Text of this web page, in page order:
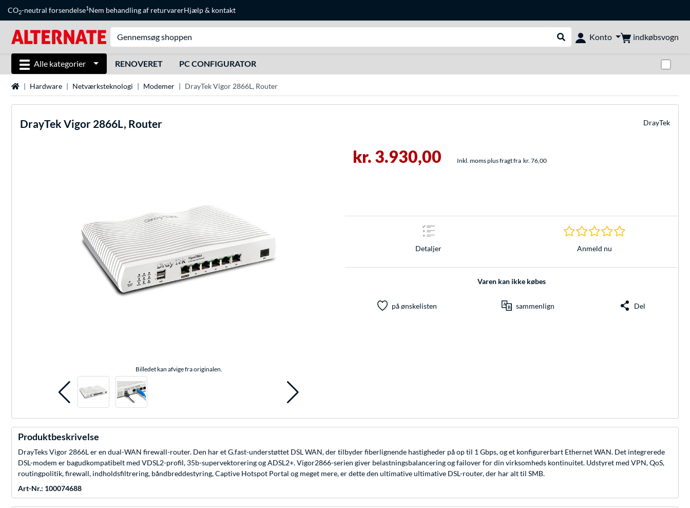
CO2-neutral forsendelse1Nem behandling af returvarerHjælp& kontakt
Udfør søgning
Konto indkøbsvogn
Alle kategorier RENOVERET PC CONFIGURATOR
StartsideHardware Netværksteknologi Modemer DrayTek Vigor 2866L, Router
DrayTek Vigor 2866L, Router DrayTek
Billedet kan afvige fra originalen.
kr. 3.930,00 Inkl. moms plus fragt fra kr. 76,00
Detaljer
0.0 Stjerner hos 0
Anmeld nu
Varen kan ikke købes
på ønskelisten sammenlign Del
Produktbeskrivelse
DrayTeks Vigor 2866L er en dual-WAN firewall-router. Den har et G.fast-understøttet DSL WAN, der tilbyder fiberlignende hastigheder på op til 1 Gbps, og et konfigurerbart Ethernet WAN. Det integrerede
DSL-modem er bagudkompatibelt med VDSL2-profil, 35b-supervektorering og ADSL2+. Vigor2866-serien giver belastningsbalancering og failover for din virksomheds kontinuitet. Udstyret med VPN, QoS,
routingpolitik, firewall, indholdsfiltrering, båndbreddestyring, Captive Hotspot Portal og meget mere, er dette den ultimative ultimative DSL-router, der har alt til SMB.
Art-Nr.: 100074688